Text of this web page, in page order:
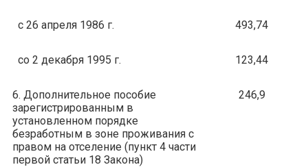
с 26 апреля 1986 г. 493,74
со 2 декабря 1995 г. 123,44
6. Дополнительное пособие
зарегистрированным в
установленном порядке
безработным в зоне проживания с
правом на отселение (пункт 4 части
первой статьи 18 Закона)
246,9